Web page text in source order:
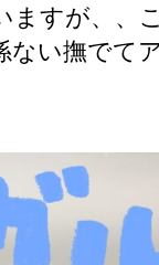
ますが、、
ない撫でて